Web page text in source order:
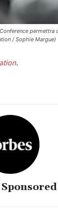
/ Sophie Margue)
.